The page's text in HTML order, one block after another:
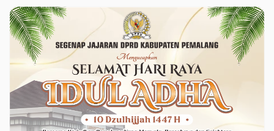
Bupati
Ditegur!